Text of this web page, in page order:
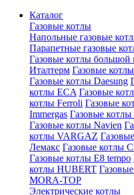
Каталог
Газовые котлы
Напольные газовые
Парапетные газовые
Газовые котлы
Италтерм Газовые
Газовые котлы Daesung
котлы ECA Газовые
котлы Ferroli Газовые
Immergas Газовые
Газовые котлы Navien
котлы VARGAZ
Лемакс Газовые котлы
Газовые котлы E8 tempo
котлы HUBERT
MORA-TOP
Электрические котлы